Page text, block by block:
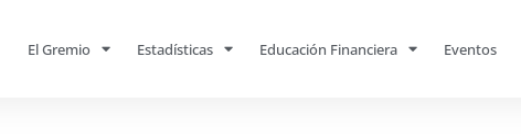
El Gremio Estadísticas Educación Financiera Eventos